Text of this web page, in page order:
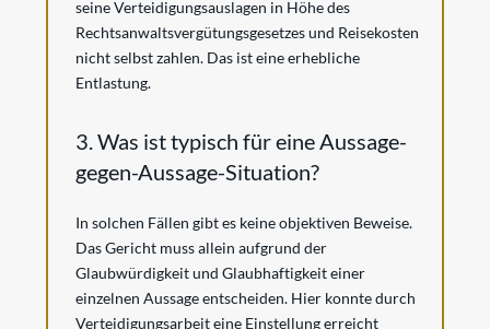
seine Verteidigungsauslagen in Höhe des
Rechtsanwaltsvergütungsgesetzes und Reisekosten
nicht selbst zahlen. Das ist eine erhebliche
Entlastung.
3. Was ist typisch für eine Aussage-
gegen-Aussage-Situation?
In solchen Fällen gibt es keine objektiven Beweise.
Das Gericht muss allein aufgrund der
Glaubwürdigkeit und Glaubhaftigkeit einer
einzelnen Aussage entscheiden. Hier konnte durch
Verteidigungsarbeit eine Einstellung erreicht